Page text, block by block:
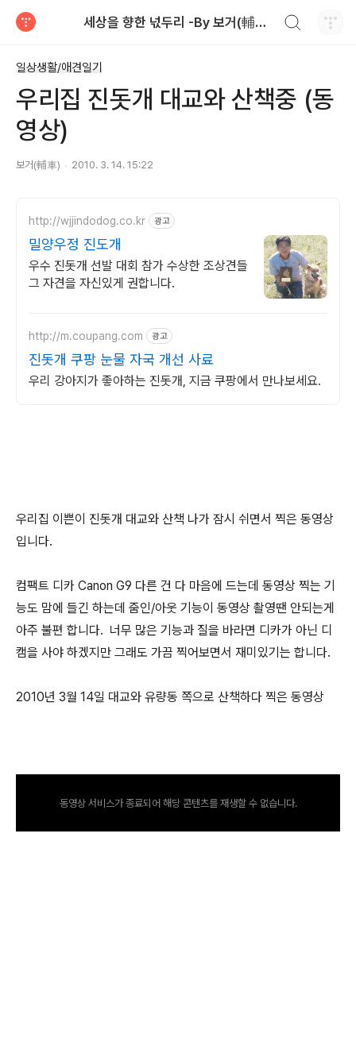
세상을 향한 넋두리 -By 보거(輔車)
일상생활/애견일기
우리집 진돗개 대교와 산책중 (동
영상)
보거(輔車) 2010. 3. 14. 15:22
http://wjjindodog.co.kr 광고
밀양우정 진도개
우수 진돗개 선발 대회 참가 수상한 조상견들
그 자견을 자신있게 권합니다.
http://m.coupang.com 광고
진돗개 쿠팡 눈물 자국 개선 사료
우리 강아지가 좋아하는 진돗개, 지금 쿠팡에서 만나보세요.
우리집 이쁜이 진돗개 대교와 산책 나가 잠시 쉬면서 찍은 동영상
입니다.
컴팩트 디카 Canon G9 다른 건 다 마음에 드는데 동영상 찍는 기
능도 맘에 들긴 하는데 줌인/아웃 기능이 동영상 촬영땐 안되는게
아주 불편 합니다. 너무 많은 기능과 질을 바라면 디카가 아닌 디
캠을 사야 하겠지만 그래도 가끔 찍어보면서 재미있기는 합니다.
2010년 3월 14일 대교와 유량동 쪽으로 산책하다 찍은 동영상
동영상 서비스가 종료되어 해당 콘텐츠를 재생할 수 없습니다.